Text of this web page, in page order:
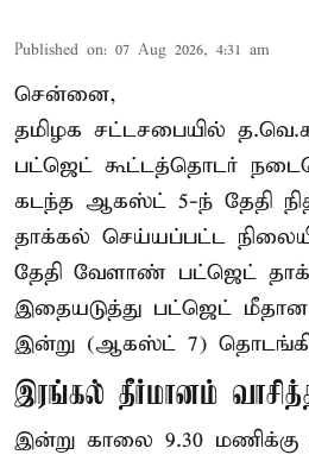
Published on: 07 Aug 2026, 4:31 am
சென்னை,
தமிழக சட்டசபையில்
பட்ஜெட் கூட்டத்தொடர்
கடந்த ஆகஸ்ட் 5-ந் தேதி
தாக்கல் செய்யப்பட்ட
தேதி வேளாண் பட்ஜெட்
இதையடுத்து பட்ஜெட்
இன்று (ஆகஸ்ட் 7)
இரங்கல் தீர்மானம்
இன்று காலை 9.30 மணிக்கு